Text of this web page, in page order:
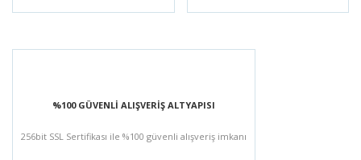
%100 GÜVENLİ ALIŞVERİŞ ALTYAPISI
256bit SSL Sertifikası ile %100 güvenli alışveriş imkanı